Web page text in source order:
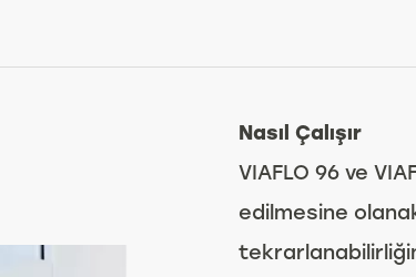
Nasıl Çalışır
VIAFLO 96 ve
edilmesine